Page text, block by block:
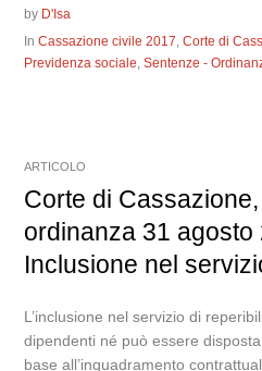
by D'Isa
InCassazione civile 2017,Corte di
Previdenza sociale,Sentenze -
ARTICOLO
Corte di
ordinanza 31 agosto
Inclusione nel
L’inclusione nel servizio di
dipendenti né può essere
base all’inquadramento